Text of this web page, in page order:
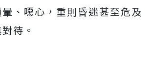
、噁心，重則昏迷甚至危及
待。